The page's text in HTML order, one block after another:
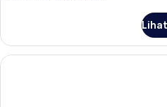
difabel
Kamar
Double
Standar,